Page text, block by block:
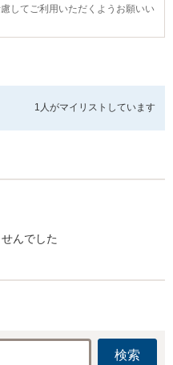
してご利用いただくようお願いい
1人がマイリストしています
んでした
検索